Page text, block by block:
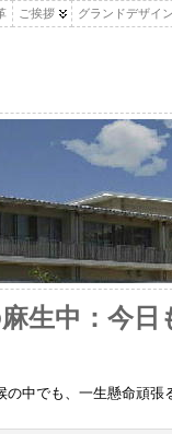
ご挨拶 グランドデザイ
生中：今日
の中でも、一生懸命頑張